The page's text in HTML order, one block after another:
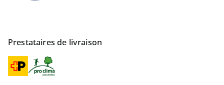
Prestataires de livraison